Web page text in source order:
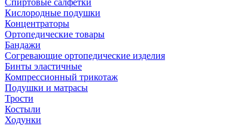
Спиртовые салфетки
Кислородные подушки
Концентраторы
Ортопедические товары
Бандажи
Согревающие ортопедические изделия
Бинты эластичные
Компрессионный трикотаж
Подушки и матрасы
Трости
Костыли
Ходунки